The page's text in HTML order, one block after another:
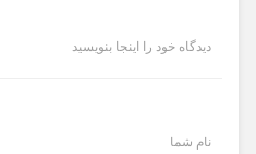
دیدگاه خود را اینجا بنویسید
نام شما